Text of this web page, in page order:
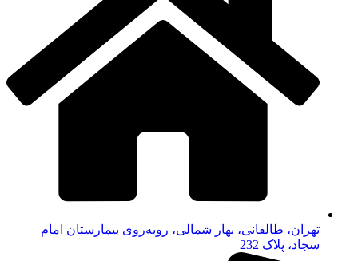
تهران، طالقانی، بهار شمالی، روبه‌روی بیمارستان امام
سجاد، پلاک 232